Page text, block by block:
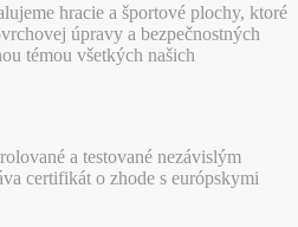
hracie a športové plochy, ktoré
úpravy a bezpečnostných
témou všetkých našich
a testované nezávislým
certifikát o zhode s európskymi